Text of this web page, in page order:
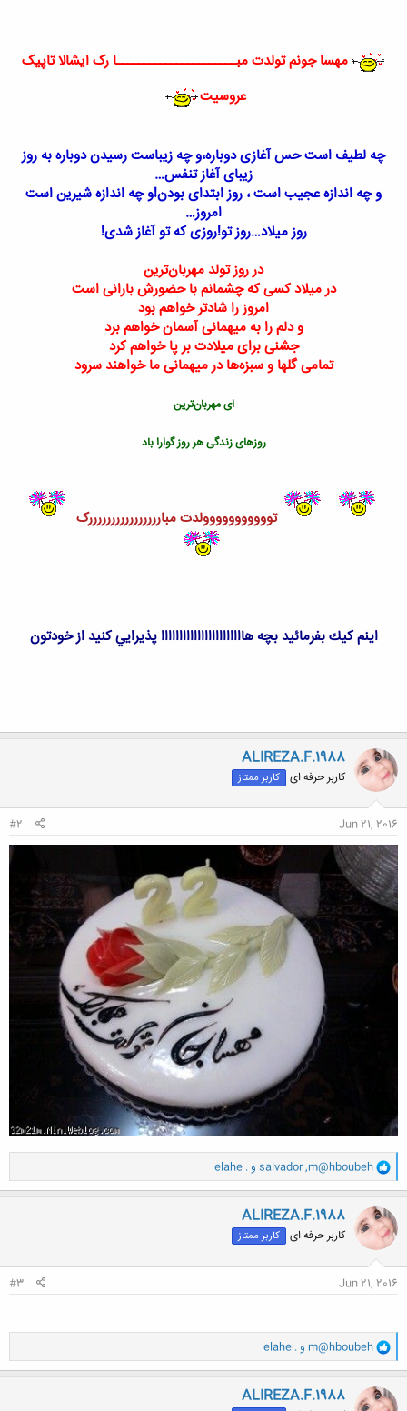
مهساجونم تولدت مبــــــــــــــــــــــا رک ایشالا تاپیک
عروسیت
چه لطیف است حس آغازی دوباره،و چه زیباست رسیدن دوباره به روز
زیبای آغاز تنفس…
و چه اندازه عجیب است ، روز ابتدای بودن!و چه اندازه شیرین است
امروز…
روز میلاد…روز تو!روزی که تو آغاز شدی!
در روز تولد مهربان‌ترین
در میلاد کسی که چشمانم با حضورش بارانی است
امروز را شادتر خواهم بود
و دلم را به میهمانی آسمان خواهم برد
جشنی برای میلادت بر پا خواهم کرد
تمامی گلها و سبزه‌ها در میهمانی ما خواهند سرود
ای مهربان‌ترین
روزهای زندگی هر روز گوارا باد
تووووووووووولدت مباررررررررررررررررک
اينم كيك بفرمائيد بچه هااااااااااااااااااااااا پذيرايي كنيد از خودتون
ALIREZA.F.1988
کاربر حرفه ای کاربر ممتاز
Jun 21, 2016
#2
و
ا
ک
ن
ش
ه
ا
m@hboubeh
,
salvador وelahe .
ALIREZA.F.1988
کاربر حرفه ای کاربر ممتاز
Jun 21, 2016
#3
و
ا
ک
ن
ش
m@hboubeh و elahe .
ALIREZA.F.1988